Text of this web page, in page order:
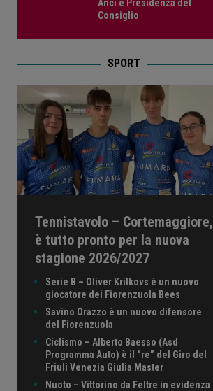
Anci e Presidenza del
Consiglio
SPORT
Tennistavolo – Cortemaggiore,
è tutto pronto per la nuova
stagione 2026/2027
Serie B – Oliver Krilkovs è un nuovo
giocatore dei Fiorenzuola Bees
Savino Orazzo è un nuovo difensore
del Fiorenzuola
Ciclismo – Alberto Baesso (Asd
Programma Auto) è il “re” del Giro del
Friuli Venezia Giulia Master
Nuoto – Vittorino da Feltre in evidenza